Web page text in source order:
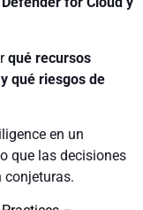
qué recursos
qué riesgos de
en un
que las decisiones
conjeturas.